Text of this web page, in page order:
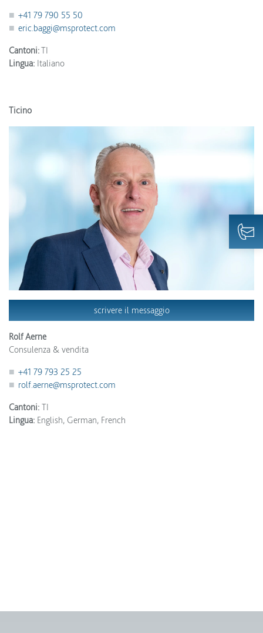
+41 79 790 55 50
eric.baggi@msprotect.com
Cantoni:TI
Lingua: Italiano
Ticino
scrivere il messaggio
Rolf Aerne
Consulenza & vendita
+41 79 793 25 25
rolf.aerne@msprotect.com
Cantoni: TI
Lingua: English, German, French